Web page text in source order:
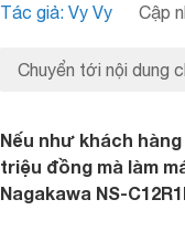
Tác giả: Vy Vy Cập
Chuyển tới nội dung
Nếu như khách
triệu đồng mà làm
Nagakawa NS-